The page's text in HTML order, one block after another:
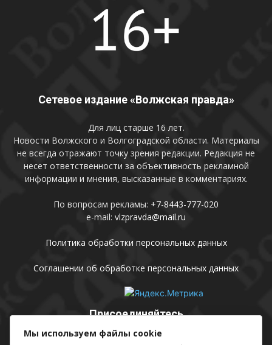
Сетевое издание «Волжская правда»
Для лиц старше 16 лет.
Новости Волжского и Волгоградской области. Материалы
не всегда отражают точку зрения редакции. Редакция не
несет ответственности за объективность рекламной
информации и мнения, высказанные в комментариях.
По вопросам рекламы: +7-8443-777-020
e-mail: vlzpravda@mail.ru
Политика обработки персональных данных
Соглашении об обработке персональных данных
Присоединяйтесь
Мы используем файлы cookie